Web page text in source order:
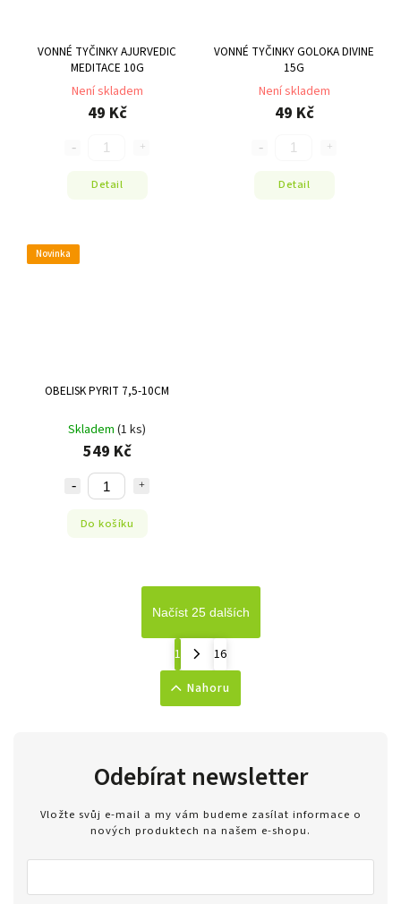
VONNÉ TYČINKY AJURVEDIC
MEDITACE 10G
Není skladem
49 Kč
Detail
VONNÉ TYČINKY GOLOKA DIVINE
15G
Není skladem
49 Kč
Detail
Novinka
OBELISK PYRIT 7,5-10CM
Skladem (1 ks)
549 Kč
Do košíku
Načíst 25 dalších
1
16
Nahoru
Odebírat newsletter
Vložte svůj e-mail a my vám budeme zasílat informace o
nových produktech na našem e-shopu.